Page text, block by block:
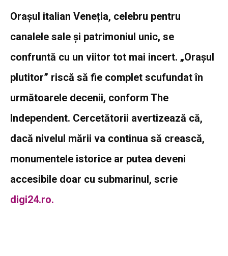
Orașul italian Veneția, celebru pentru
canalele sale și patrimoniul unic, se
confruntă cu un viitor tot mai incert. „Orașul
plutitor” riscă să fie complet scufundat în
următoarele decenii, conform The
Independent. Cercetătorii avertizează că,
dacă nivelul mării va continua să crească,
monumentele istorice ar putea deveni
accesibile doar cu submarinul, scrie
digi24.ro.